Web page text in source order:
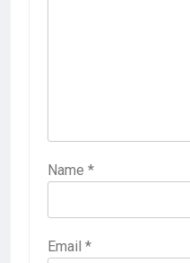
Name *
Email *